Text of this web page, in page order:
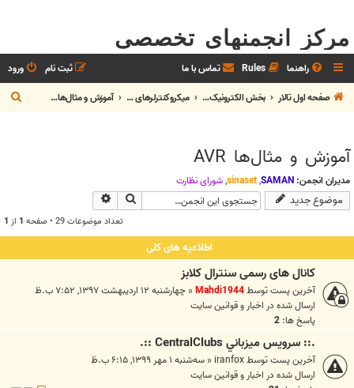
مرکز انجمنهای تخصصی
راهنما Rules تماس با ما ورود
ثبت نام
صفحه اول تالار
بخش الکترونيک و رباتیک میکروکنترلرهای AVR آموزش و مثال‌ها AVR
س
آموزش و مثال‌ها AVR
مدیران انجمن: SAMAN
,
sinaset
,شوراي نظارت
موضوع جدید جستجو
تعداد موضوعات 29 • صفحه 1 از 1
اطلاعیه های کلی
کانال های رسمی سنترال کلابز
آخرین پست توسطMahdi1944
« چهارشنبه ۱۲ اردیبهشت ۱۳۹۷, ۷:۵۲ ب.ظ
ارسال شده در اخبار و قوانين سايت
پاسخ ها: 2
.:: سرويس ميزباني CentralClubs ::.
آخرین پست توسطiranfox
« سه‌شنبه ۱ مهر ۱۳۹۹, ۶:۱۵ ب.ظ
ارسال شده در اخبار و قوانين سايت